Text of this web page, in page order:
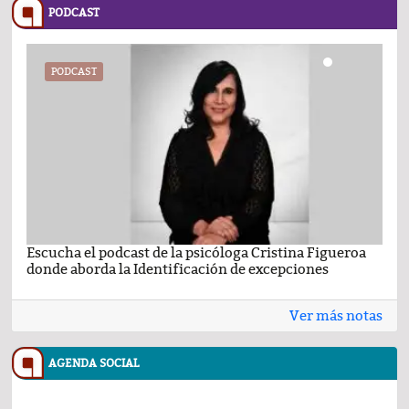
PODCAST
PODCAST
Escucha el podcast de la psicóloga Cristina Figueroa
donde aborda la Identificación de excepciones
Ver más notas
AGENDA SOCIAL